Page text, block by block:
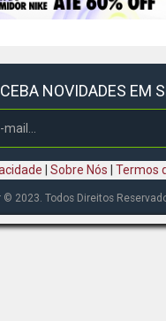
NOVIDADES EM
Sobre Nós Termos
© 2023. Todos Direitos